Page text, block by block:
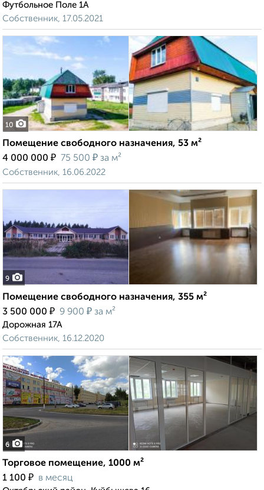
Футбольное Поле 1А
Собственник, 17.05.2021
10
Помещение свободного назначения, 53 м²
4 000 000 ₽ 75 500 ₽ за м²
Собственник, 16.06.2022
9
Помещение свободного назначения, 355 м²
3 500 000 ₽ 9 900 ₽ за м²
Дорожная 17А
Собственник, 16.12.2020
6
Торговое помещение, 1000 м²
1 100 ₽ в месяц